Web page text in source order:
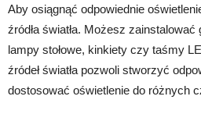
Aby osiągnąć odpowiednie
źródła światła. Możesz zainstalować
lampy stołowe, kinkiety czy taśmy
źródeł światła pozwoli stworzyć
dostosować oświetlenie do różnych